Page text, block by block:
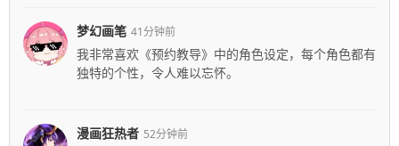
梦幻画笔 41分钟前
我非常喜欢《预约教导》中的角色设定，每个角色都有
独特的个性，令人难以忘怀。
漫画狂热者 52分钟前